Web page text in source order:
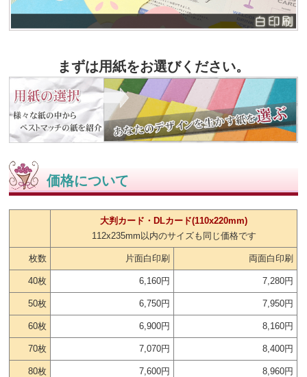
まずは用紙をお選びください。
価格について
大判カード・DLカード(110x220mm)
112x235mm以内のサイズも同じ価格です
枚数 片面白印刷 両面白印刷
40枚 6,160円 7,280円
50枚 6,750円 7,950円
60枚 6,900円 8,160円
70枚 7,070円 8,400円
80枚 7,600円 8,960円